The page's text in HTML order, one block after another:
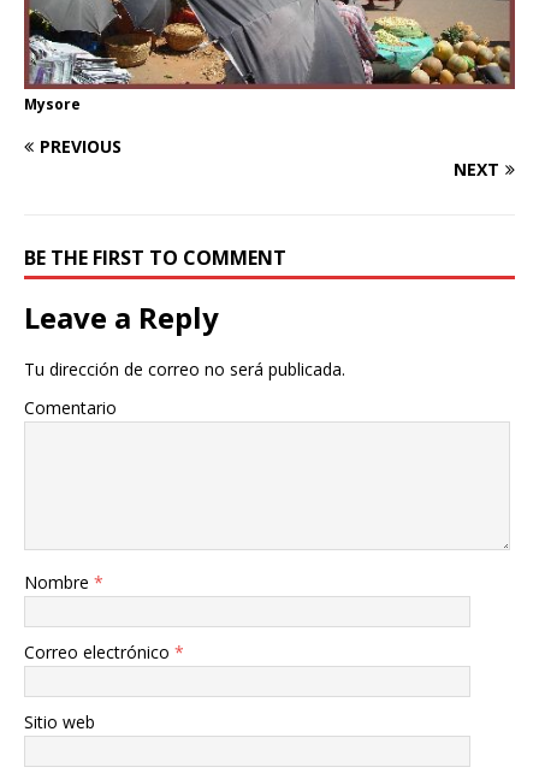
Mysore
PREVIOUS
NEXT
BE THE FIRST TO COMMENT
Leave a Reply
Tu dirección de correo no será publicada.
Comentario
Nombre *
Correo electrónico *
Sitio web